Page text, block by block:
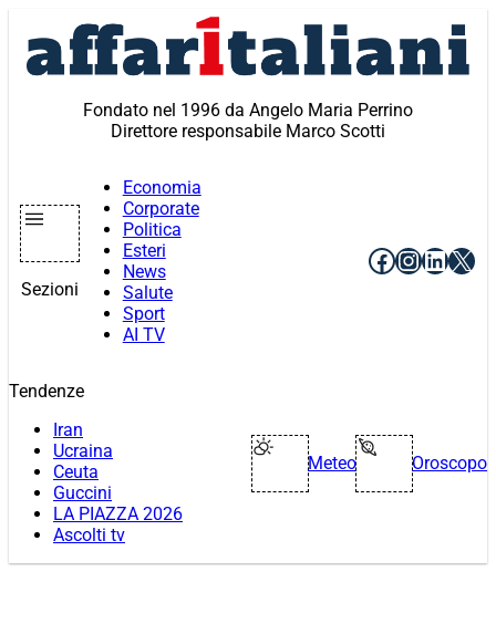
contenuto
Fondato nel 1996 da Angelo Maria Perrino
Direttore responsabile Marco Scotti
Sezioni
Economia
Corporate
Politica
Esteri
News
Salute
Sport
AI TV
Facebook
X
Tendenze
Iran
Ucraina
Ceuta
Guccini
LA PIAZZA 2026
Ascolti tv
Meteo Oroscopo